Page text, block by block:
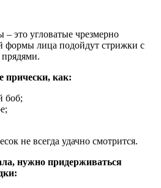
это угловатые чрезмерно
формы лица подойдут стрижки с
прически, как:
боб;
не всегда удачно смотрится.
нужно придерживаться